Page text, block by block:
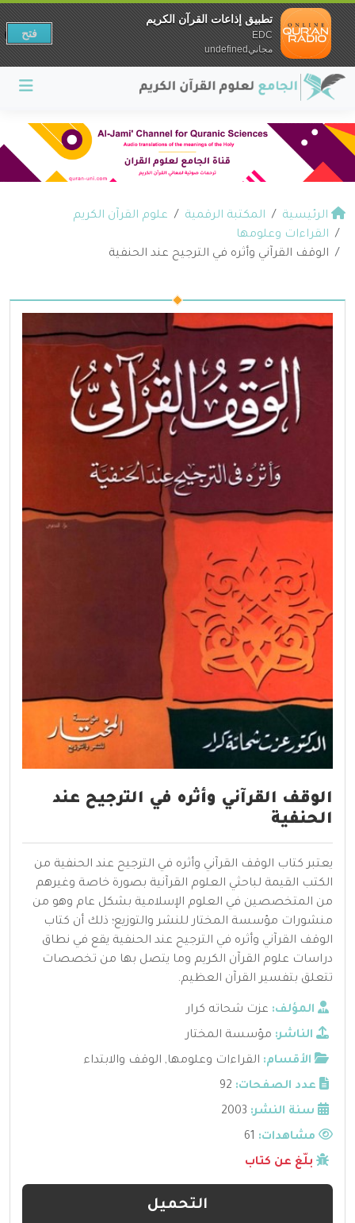
الرئيسية المكتبة الرقمية
علوم القرآن الكريم
القراءات وعلومها
الوقف القرآني وأثره في الترجيح عند الحنفية ‫‬
الوقف القرآني وأثره في الترجيح عند
الحنفية ‫‬
يعتبر كتاب الوقف القرآني وأثره في الترجيح عند الحنفية من
الكتب القيمة لباحثي العلوم القرآنية بصورة خاصة وغيرهم
من المتخصصين في العلوم الإسلامية بشكل عام وهو من
منشورات مؤسسة المختار للنشر والتوزيع؛ ذلك أن كتاب
الوقف القرآني وأثره في الترجيح عند الحنفية يقع في نطاق
دراسات علوم القرآن الكريم وما يتصل بها من تخصصات
تتعلق بتفسير القرآن العظيم.
المؤلف: عزت شحاته كرار
الناشر: مؤسسة المختار
الأقسام: القراءات وعلومها, الوقف والابتداء
عدد الصفحات: 92
سنة النشر: 2003
مشاهدات:
بلّغ عن كتاب
التحميل
تطبيق إذاعات القرآن الكريم
EDC
مجانيundefined
فتح